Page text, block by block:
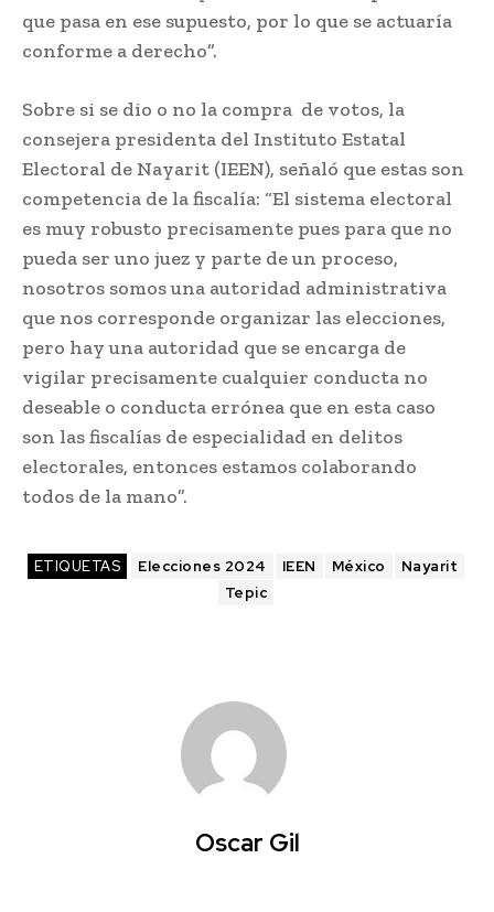
que pasa en ese supuesto, por lo que se actuaría
conforme a derecho”.
Sobre si se dio o no la compra de votos, la
consejera presidenta del Instituto Estatal
Electoral de Nayarit (IEEN), señaló que estas son
competencia de la fiscalía: “El sistema electoral
es muy robusto precisamente pues para que no
pueda ser uno juez y parte de un proceso,
nosotros somos una autoridad administrativa
que nos corresponde organizar las elecciones,
pero hay una autoridad que se encarga de
vigilar precisamente cualquier conducta no
deseable o conducta errónea que en esta caso
son las fiscalías de especialidad en delitos
electorales, entonces estamos colaborando
todos de la mano”.
ETIQUETAS Elecciones 2024 IEEN México
Nayarit
Tepic
Oscar Gil